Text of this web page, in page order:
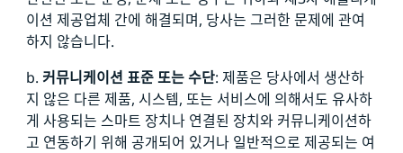
이션 제공업체 간에 해결되며, 당사는 그러한 문제에 관여
하지 않습니다.
b. 커뮤니케이션 표준 또는 수단: 제품은 당사에서 생산하
지 않은 다른 제품, 시스템, 또는 서비스에 의해서도 유사하
게 사용되는 스마트 장치나 연결된 장치와 커뮤니케이션하
고 연동하기 위해 공개되어 있거나 일반적으로 제공되는 여